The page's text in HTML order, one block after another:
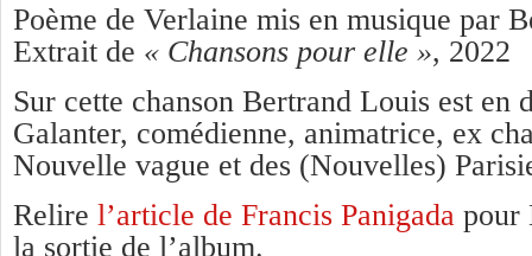
Poème de Verlaine mis en musique par
Extrait de « Chansons pour elle », 2022
Sur cette chanson Bertrand Louis est en
Galanter, comédienne, animatrice, ex
Nouvelle vague et des (Nouvelles)
Relire l’article de Francis Panigada pour
la sortie de l’album.